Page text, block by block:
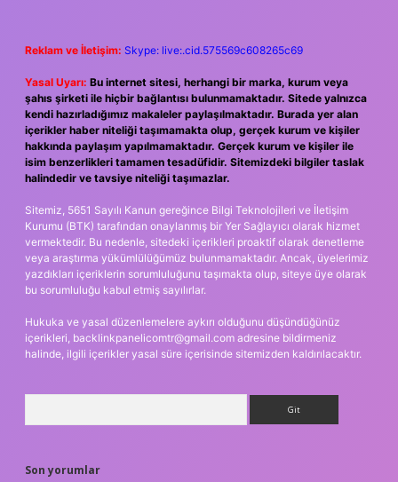
Reklam ve İletişim: Skype: live:.cid.575569c608265c69
Yasal Uyarı: Bu internet sitesi, herhangi bir marka, kurum veya
şahıs şirketi ile hiçbir bağlantısı bulunmamaktadır. Sitede yalnızca
kendi hazırladığımız makaleler paylaşılmaktadır. Burada yer alan
içerikler haber niteliği taşımamakta olup, gerçek kurum ve kişiler
hakkında paylaşım yapılmamaktadır. Gerçek kurum ve kişiler ile
isim benzerlikleri tamamen tesadüfidir. Sitemizdeki bilgiler taslak
halindedir ve tavsiye niteliği taşımazlar.
Sitemiz, 5651 Sayılı Kanun gereğince Bilgi Teknolojileri ve İletişim
Kurumu (BTK) tarafından onaylanmış bir Yer Sağlayıcı olarak hizmet
vermektedir. Bu nedenle, sitedeki içerikleri proaktif olarak denetleme
veya araştırma yükümlülüğümüz bulunmamaktadır. Ancak, üyelerimiz
yazdıkları içeriklerin sorumluluğunu taşımakta olup, siteye üye olarak
bu sorumluluğu kabul etmiş sayılırlar.
Hukuka ve yasal düzenlemelere aykırı olduğunu düşündüğünüz
içerikleri, backlinkpanelicomtr@gmail.com adresine bildirmeniz
halinde, ilgili içerikler yasal süre içerisinde sitemizden kaldırılacaktır.
Son yorumlar